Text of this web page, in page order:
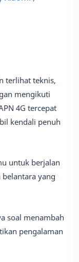
terlihat teknis,
mengikuti
4G tercepat
kendali penuh
untuk berjalan
yang
soal menambah
pengalaman